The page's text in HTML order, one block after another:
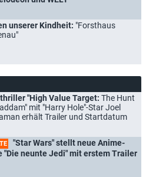
unserer Kindheit: "Forsthaus
"High Value Target: The Hunt
mit "Harry Hole"-Star Joel
erhält Trailer und Startdatum
"Star Wars" stellt neue Anime-
"Die neunte Jedi" mit erstem Trailer